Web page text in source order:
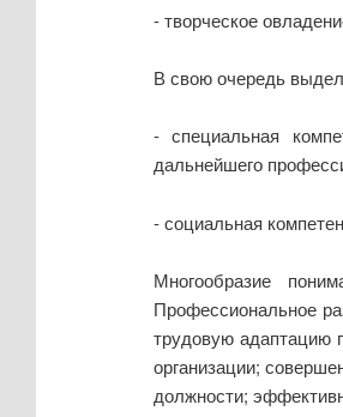
- творческое
В свою очередь
- специальная
дальнейшего
- социальная
Многообразие
Профессиональное
трудовую адаптацию
организации;
должности;